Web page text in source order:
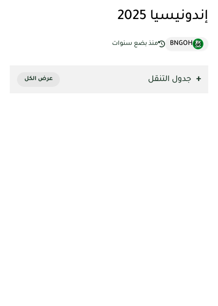
إندونيسيا 2025
BNGOH منذ بضع سنوات
جدول التنقل